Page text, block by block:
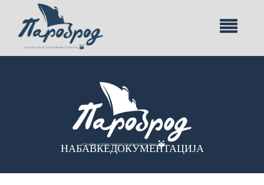
НАБАВКЕДОКУМЕНТАЦИЈА